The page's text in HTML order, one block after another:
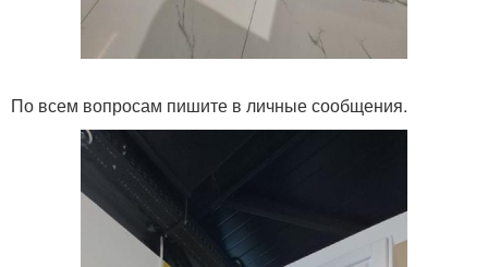
По всем вопросам пишите в личные сообщения.